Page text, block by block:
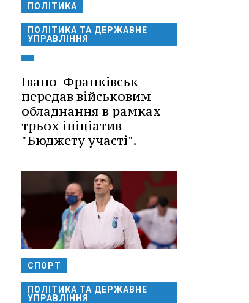
ПОЛІТИКА
ПОЛІТИКА ТА ДЕРЖАВНЕ
УПРАВЛІННЯ
Івано-Франківськ
передав військовим
обладнання в рамках
трьох ініціатив
"Бюджету участі".
СПОРТ
ПОЛІТИКА ТА ДЕРЖАВНЕ
УПРАВЛІННЯ